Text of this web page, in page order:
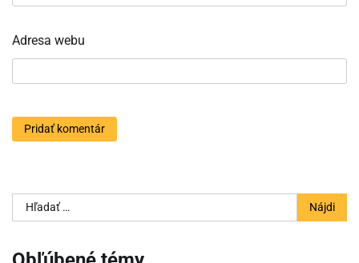
Adresa webu
Hľadať: